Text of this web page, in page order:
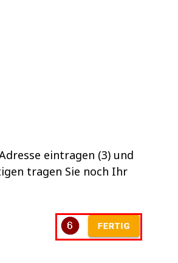
eintragen (3) und
tragen Sie noch Ihr